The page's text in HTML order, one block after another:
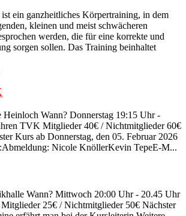
ein ganzheitliches Körpertraining, in dem
kleinen und meist schwächeren
werden, die für eine korrekte und
sorgen sollen. Das Training beinhaltet
Heinloch Wann? Donnerstag 19:15 Uhr -
TVK Mitglieder 40€ / Nichtmitglieder 60€
Kurs ab Donnerstag, den 05. Februar 2026
Nicole KnöllerKevin TepeE-M...
Wann? Mittwoch 20:00 Uhr - 20.45 Uhr
25€ / Nichtmitglieder 50€ Nächster